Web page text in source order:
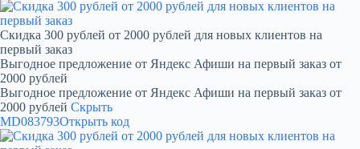
Скидка 300 рублей от 2000 рублей для новых клиентов на
первый заказ
Выгодное предложение от Яндекс Афиши на первый заказ от
2000 рублей
Выгодное предложение от Яндекс Афиши на первый заказ от
2000 рублей Скрыть
MD083793Открыть код